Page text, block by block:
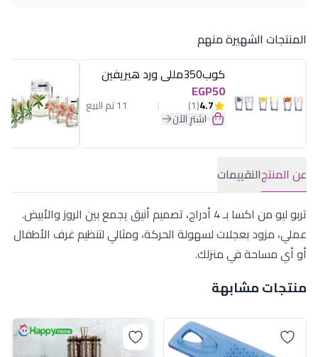
المنتجات الشهيرة منهم
كوب350مللى ورد هيريفين
EGP50
4.7
(1) 11 تم البيع
اشترِ الآن
عن المنتجالتقييمات
تربو ليو من اكسا بـ 4 أدراج، تصميم أنيق يجمع بين الروز والأبيض.
عملي، مزود بعجلات لسهولة الحركة، ومثالي لتنظيم غرف الأطفال
أو أي مساحة في منزلك.
منتجات مشابهة